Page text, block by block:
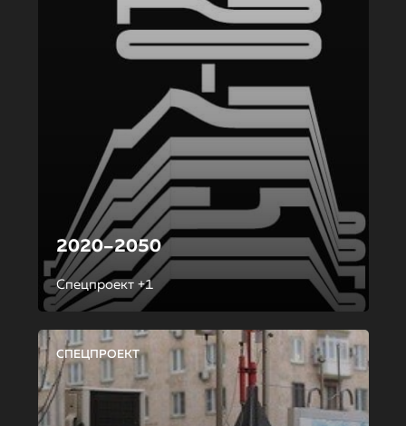
2020–2050
Спецпроект +1
СПЕЦПРОЕКТ